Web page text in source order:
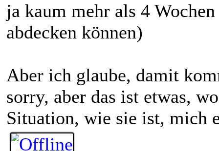
ja kaum mehr als 4
abdecken können)
Aber ich glaube, damit
sorry, aber das ist etwas,
Situation, wie sie ist, mich